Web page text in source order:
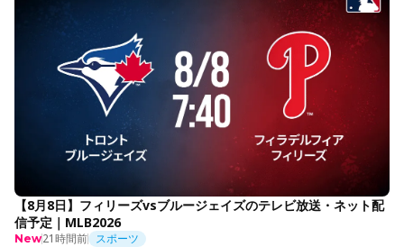
【8月8日】フィリーズvsブルージェイズのテレビ放送・ネット配
信予定｜MLB2026
New21時間前 スポーツ